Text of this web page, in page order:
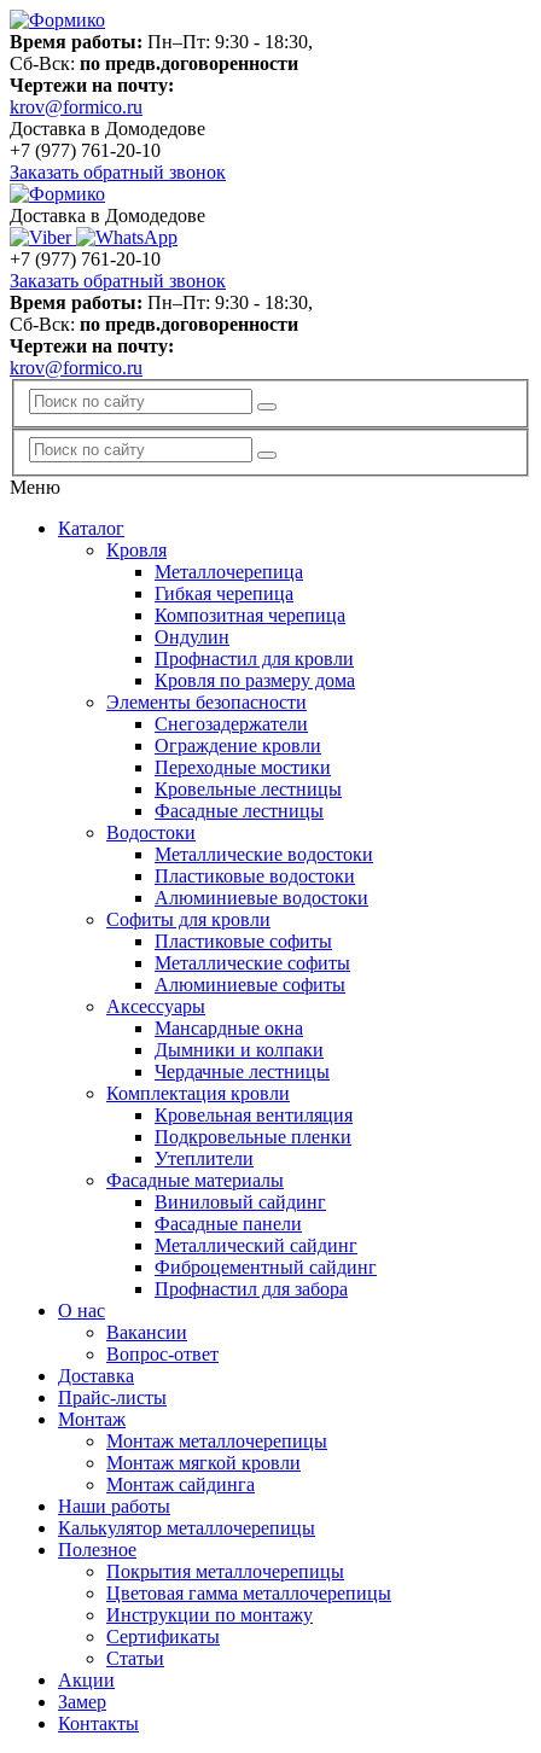
Время работы: Пн–Пт: 9:30 - 18:30,
Сб-Вск: по предв.договоренности
Чертежи на почту:
krov@formico.ru
Доставка в Домодедове
+7 (977) 761-20-10
Заказать обратный звонок
Доставка в Домодедове
+7 (977) 761-20-10
Заказать обратный звонок
Время работы: Пн–Пт: 9:30 - 18:30,
Сб-Вск: по предв.договоренности
Чертежи на почту:
krov@formico.ru
Меню
Каталог
Кровля
Металлочерепица
Гибкая черепица
Композитная черепица
Ондулин
Профнастил для кровли
Кровля по размеру дома
Элементы безопасности
Снегозадержатели
Ограждение кровли
Переходные мостики
Кровельные лестницы
Фасадные лестницы
Водостоки
Металлические водостоки
Пластиковые водостоки
Алюминиевые водостоки
Софиты для кровли
Пластиковые софиты
Металлические софиты
Алюминиевые софиты
Аксессуары
Мансардные окна
Дымники и колпаки
Чердачные лестницы
Комплектация кровли
Кровельная вентиляция
Подкровельные пленки
Утеплители
Фасадные материалы
Виниловый сайдинг
Фасадные панели
Металлический сайдинг
Фиброцементный сайдинг
Профнастил для забора
О нас
Вакансии
Вопрос-ответ
Доставка
Прайс-листы
Монтаж
Монтаж металлочерепицы
Монтаж мягкой кровли
Монтаж сайдинга
Наши работы
Калькулятор металлочерепицы
Полезное
Покрытия металлочерепицы
Цветовая гамма металлочерепицы
Инструкции по монтажу
Сертификаты
Статьи
Акции
Замер
Контакты